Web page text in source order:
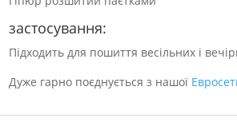
застосування:
Підходить для пошиття весільних і
Дуже гарно поєднується з нашої